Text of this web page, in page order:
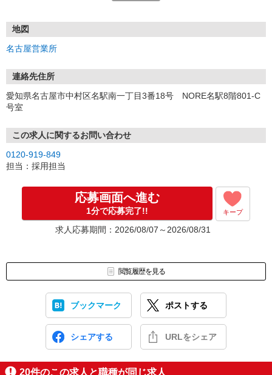
①応募から3営業日を目安に、メールorお電話でご連絡します。
★スマホでWEB面接（LINEなど）・出張面接・事務所面接と選べま
す
③面接実施（履歴書不要）
④勤務開始（スタート日は応相談）
お気軽にご応募ください♪
地図
名古屋営業所
連絡先住所
愛知県名古屋市中村区名駅南一丁目3番18号 NORE名駅8階801-C
号室
この求人に関するお問い合わせ
0120-919-849
担当：採用担当
応募画面へ進む
1分で応募完了!! キープ
求人応募期間：2026/08/07～2026/08/31
閲覧履歴を見る
ブックマーク ポストする
シェアする URLをシェア
20件のこの求人と職種が同じ求人